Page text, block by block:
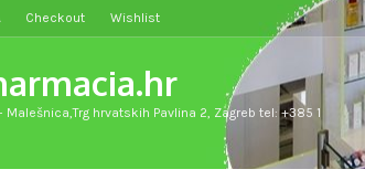
Checkout Wishlist
hrvatskih Pavlina 2, Zagreb tel: +385 1